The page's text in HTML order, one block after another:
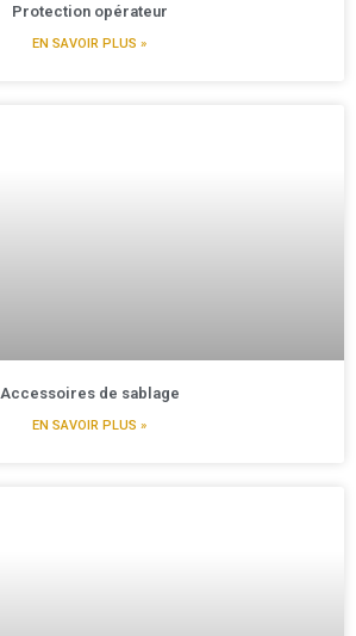
Protection opérateur
EN SAVOIR PLUS »
Accessoires de sablage
EN SAVOIR PLUS »